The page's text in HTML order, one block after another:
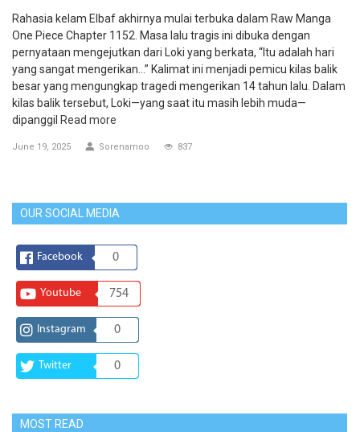
Rahasia kelam Elbaf akhirnya mulai terbuka dalam Raw Manga
One Piece Chapter 1152. Masa lalu tragis ini dibuka dengan
pernyataan mengejutkan dari Loki yang berkata, “Itu adalah hari
yang sangat mengerikan…” Kalimat ini menjadi pemicu kilas balik
besar yang mengungkap tragedi mengerikan 14 tahun lalu. Dalam
kilas balik tersebut, Loki—yang saat itu masih lebih muda—
dipanggil Read more
June 19, 2025 Sorenamoo 837
OUR SOCIAL MEDIA
Facebook 0
Youtube 754
Instagram 0
Twitter 0
MOST READ